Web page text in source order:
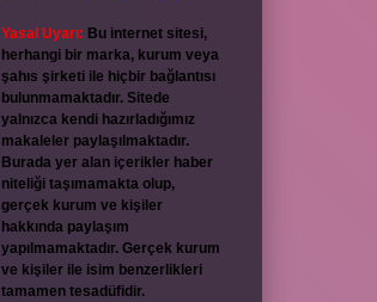
Yasal Uyarı: Bu internet sitesi,
herhangi bir marka, kurum veya
şahıs şirketi ile hiçbir bağlantısı
bulunmamaktadır. Sitede
yalnızca kendi hazırladığımız
makaleler paylaşılmaktadır.
Burada yer alan içerikler haber
niteliği taşımamakta olup,
gerçek kurum ve kişiler
hakkında paylaşım
yapılmamaktadır. Gerçek kurum
ve kişiler ile isim benzerlikleri
tamamen tesadüfidir.